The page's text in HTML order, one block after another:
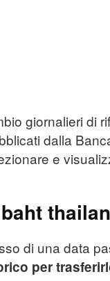
giornalieri di
dalla
e
di una data
per